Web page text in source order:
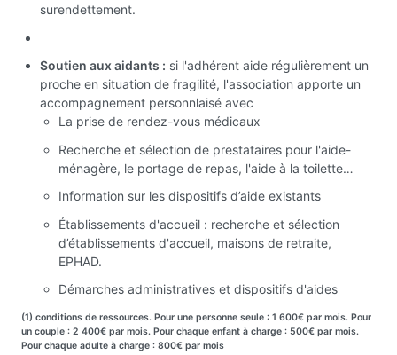
surendettement.
Soutien aux aidants : si l'adhérent aide régulièrement un
proche en situation de fragilité, l'association apporte un
accompagnement personnlaisé avec
La prise de rendez-vous médicaux
Recherche et sélection de prestataires pour l'aide-
ménagère, le portage de repas, l'aide à la toilette…
Information sur les dispositifs d’aide existants
Établissements d'accueil : recherche et sélection
d’établissements d'accueil, maisons de retraite,
EPHAD.
Démarches administratives et dispositifs d'aides
(1) conditions de ressources. Pour une personne seule : 1 600€ par mois. Pour
un couple : 2 400€ par mois. Pour chaque enfant à charge : 500€ par mois.
Pour chaque adulte à charge : 800€ par mois